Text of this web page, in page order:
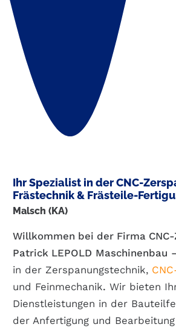
Ihr Spezialist in der CNC-
Frästechnik & Frästeile-
Malsch (KA)
Willkommen bei der Firma
Patrick LEPOLD Maschinenbau
in der Zerspanungstechnik,
und Feinmechanik. Wir bieten
Dienstleistungen in der
der Anfertigung und